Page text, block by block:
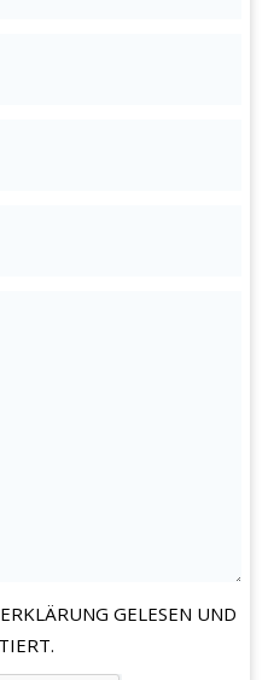
GELESEN UND